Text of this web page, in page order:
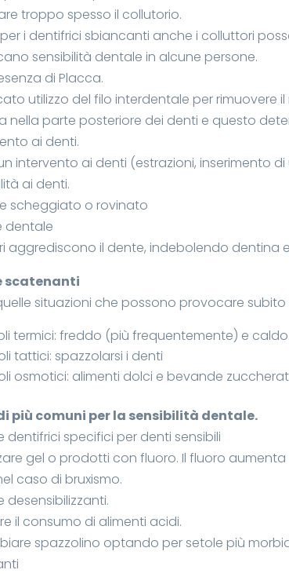
troppo spesso il collutorio.
i dentifrici sbiancanti anche i colluttori
sensibilità dentale in alcune persone.
di Placca.
utilizzo del filo interdentale per rimuovere
nella parte posteriore dei denti e questo
ai denti.
intervento ai denti (estrazioni, inserimento
ai denti.
scheggiato o rovinato
dentale
aggrediscono il dente, indebolendo dentina
scatenanti
situazioni che possono provocare
termici: freddo (più frequentemente) e caldo.
tattici: spazzolarsi i denti
osmotici: alimenti dolci e bevande
più comuni per la sensibilità dentale.
dentifrici specifici per denti sensibili
gel o prodotti con fluoro. Il fluoro
caso di bruxismo.
desensibilizzanti.
il consumo di alimenti acidi.
spazzolino optando per setole più